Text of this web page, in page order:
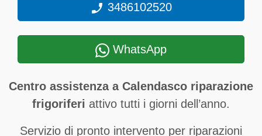
3486102520
WhatsApp
Centro assistenza a Calendasco riparazione
frigoriferi attivo tutti i giorni dell’anno.
Servizio di pronto intervento per riparazioni